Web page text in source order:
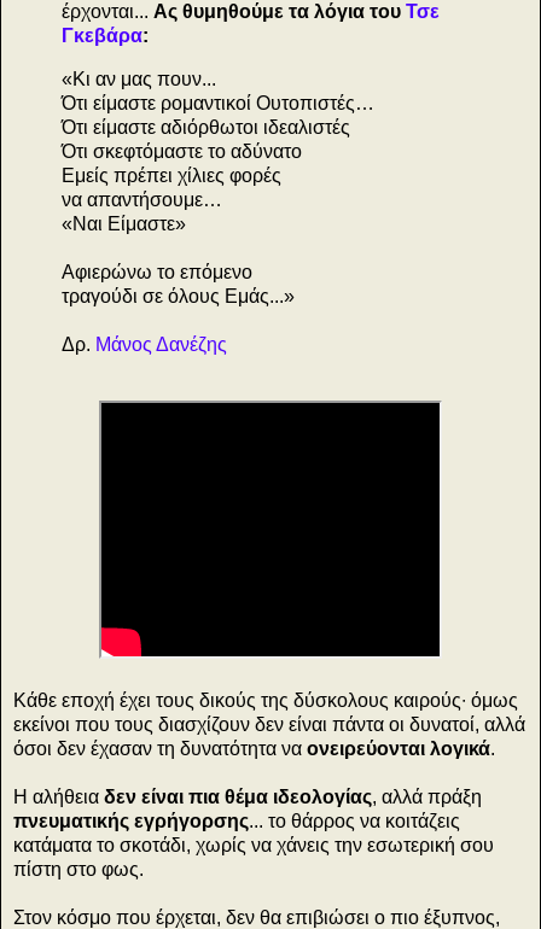
έρχονται... Ας θυμηθούμε τα λόγια του Τσε
Γκεβάρα:
«Κι αν μας πουν...
Ότι είμαστε ρομαντικοί Ουτοπιστές…
Ότι είμαστε αδιόρθωτοι ιδεαλιστές
Ότι σκεφτόμαστε το αδύνατο
Εμείς πρέπει χίλιες φορές
να απαντήσουμε…
«Ναι Είμαστε»
Αφιερώνω το επόμενο
τραγούδι σε όλους Εμάς...»
Δρ. Μάνος Δανέζης
Κάθε εποχή έχει τους δικούς της δύσκολους καιρούς∙ όμως
εκείνοι που τους διασχίζουν δεν είναι πάντα οι δυνατοί, αλλά
όσοι δεν έχασαν τη δυνατότητα να ονειρεύονται λογικά.
Η αλήθεια δεν είναι πια θέμα ιδεολογίας, αλλά πράξη
πνευματικής εγρήγορσης... το θάρρος να κοιτάζεις
κατάματα το σκοτάδι, χωρίς να χάνεις την εσωτερική σου
πίστη στο φως.
Στον κόσμο που έρχεται, δεν θα επιβιώσει ο πιο έξυπνος,